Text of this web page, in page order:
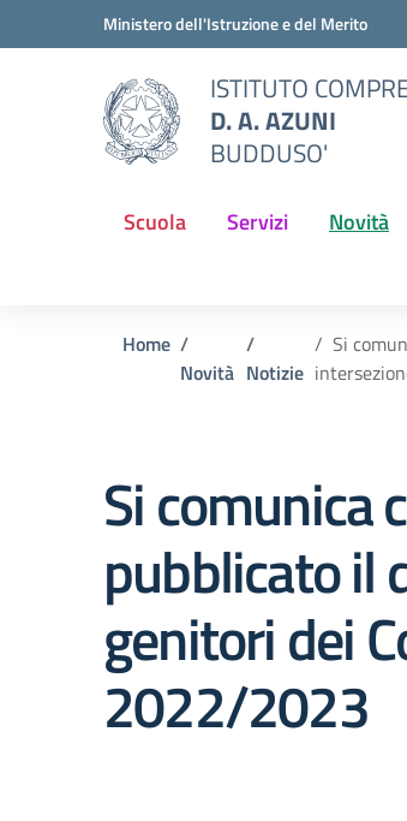
Vai ai contenuti
Vai al menu di navigazioneMinistero dell'Istruzione e del Merito
ISTITUTO
D. A. AZUNI
BUDDUSO'
Scuola Servizi Novità
Home
Novità Notizie
Si
Si comunica
pubblicato il
genitori dei
2022/2023